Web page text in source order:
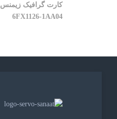
کارت گرافیک زیمنس 810
6FX1126-1AA04